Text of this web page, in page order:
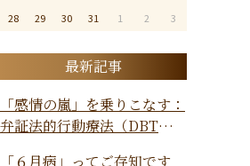
28
29 30 31 1 2 3
最新記事
「感情の嵐」を乗りこなす：
弁証法的行動療法（DBT）で
「６月病」ってご存知です